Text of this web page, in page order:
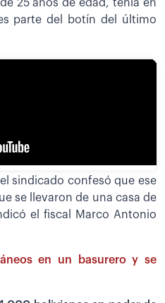
25 años de edad, tenía en
parte del botín del último
sindicado confesó que ese
se llevaron de una casa de
el fiscal Marco Antonio
en un basurero y se